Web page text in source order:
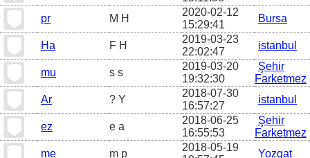
pr M H
2020-02-12
15:29:41
Bursa
Ha F H
2019-03-23
22:02:47
istanbul
mu s s
2019-03-20
19:32:30
Şehir
Farketmez
Ar
? Y
2018-07-30
16:57:27
istanbul
ez e a
2018-06-25
16:55:53
Şehir
Farketmez
me
m p
2018-05-19
Yozgat